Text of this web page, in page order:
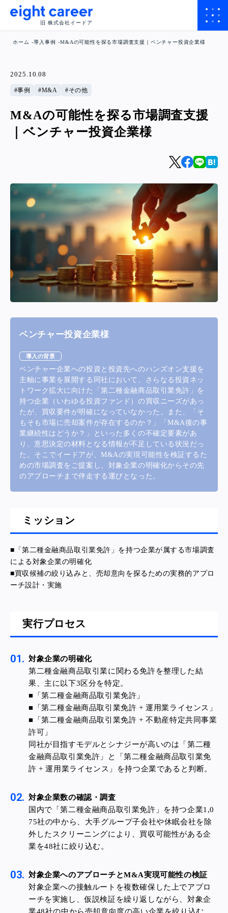
旧 株式会社イードア
ホーム 導入事例 M&Aの可能性を探る市場調査支援｜ベンチャー投資企業様
2025.10.08
事例 M&A その他
M&Aの可能性を探る市場調査支援
｜ベンチャー投資企業様
ベンチャー投資企業様
導入の背景
ベンチャー企業への投資と投資先へのハンズオン支援を
主軸に事業を展開する同社において、さらなる投資ネッ
トワーク拡大に向けた「第二種金融商品取引業免許」を
持つ企業（いわゆる投資ファンド）の買収ニーズがあっ
たが、買収要件が明確になっていなかった。また、「そ
もそも市場に売却案件が存在するのか？」「M&A後の事
業継続性はどうか？」といった多くの不確定要素があ
り、意思決定の材料となる情報が不足している状況だっ
た。そこでイードアが、M&Aの実現可能性を検証するた
めの市場調査をご提案し、対象企業の明確化からその先
のアプローチまで伴走する運びとなった。
ミッション
■ 「第二種金融商品取引業免許」を持つ企業が属する市場調査
による対象企業の明確化
■買収候補の絞り込みと、売却意向を探るための実務的アプロ
ーチ設計・実施
実行プロセス
対象企業の明確化
第二種金融商品取引業に関わる免許を整理した結
果、主に以下3区分を特定。
■「第二種金融商品取引業免許」
■「第二種金融商品取引業免許 + 運用業ライセンス」
■「第二種金融商品取引業免許 + 不動産特定共同事業
許可」
同社が目指すモデルとシナジーが高いのは「第二種
金融商品取引業免許」と「第二種金融商品取引業免
許 + 運用業ライセンス」を持つ企業であると判断。
対象企業数の確認・調査
国内で「第二種金融商品取引業免許」を持つ企業1,0
75社の中から、大手グループ子会社や休眠会社を除
外したスクリーニングにより、買収可能性がある企
業を48社に絞り込む。
対象企業へのアプローチとM&A実現可能性の検証
対象企業への接触ルートを複数確保した上でアプロ
ーチを実施し、仮説検証を繰り返しながら、対象企